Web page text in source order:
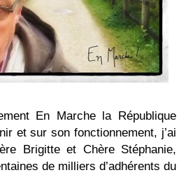
En Marche la République
et sur son fonctionnement, j’ai
Brigitte et Chère Stéphanie,
de milliers d’adhérents du